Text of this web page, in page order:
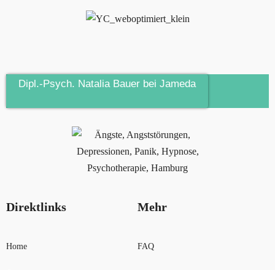
Dipl.-Psych. Natalia Bauer bei Jameda
Direktlinks
Home
Mehr
FAQ